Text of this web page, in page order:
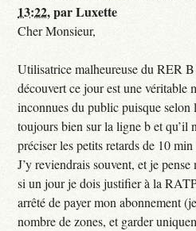
13:22,parLuxette
Cher Monsieur,
Utilisatrice malheureuse du RER
découvert ce jour est une véritable
inconnues du public puisque selon
toujours bien sur la ligne b et qu’il
préciser les petits retards de 10
J’y reviendrais souvent, et je
si un jour je dois justifier à la
arrêté de payer mon abonnement
nombre de zones, et garder